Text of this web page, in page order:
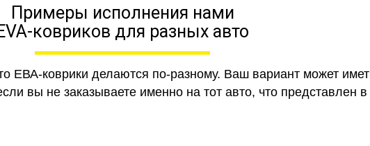
Примеры исполнения нами
ковриков для разных авто
ЕВА-коврики делаются по-разному. Ваш вариант может
вы не заказываете именно на тот авто, что представлен в